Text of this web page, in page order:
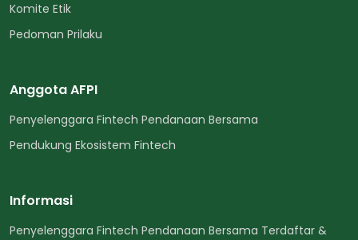
Komite Etik
Pedoman Prilaku
Anggota AFPI
Penyelenggara Fintech Pendanaan Bersama
Pendukung Ekosistem Fintech
Informasi
Penyelenggara Fintech Pendanaan Bersama Terdaftar &